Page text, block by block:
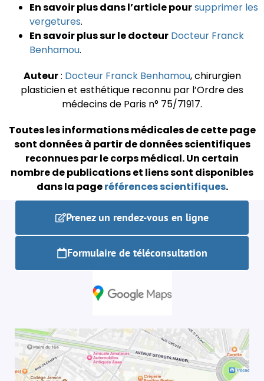
En savoir plus dans l’article poursupprimer les
vergetures.
En savoir plus sur le docteur Docteur Franck
Benhamou.
Auteur: Docteur Franck Benhamou, chirurgien
plasticien et esthétique reconnu par l’Ordre des
médecins de Paris n° 75/71917.
Toutes les informations médicales de cette page
sont données à partir de données scientifiques
reconnues par le corps médical.Un certain
nombre de publications et liens sont disponibles
dans la pageréférences scientifiques.
Prenez un rendez-vous en ligne
Formulaire de téléconsultation